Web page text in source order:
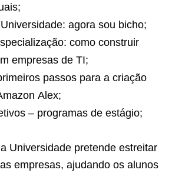
agora sou bicho;
como construir
empresas de TI;
passos para a criação
Alex;
– programas de estágio;
Universidade pretende estreitar
empresas, ajudando os alunos